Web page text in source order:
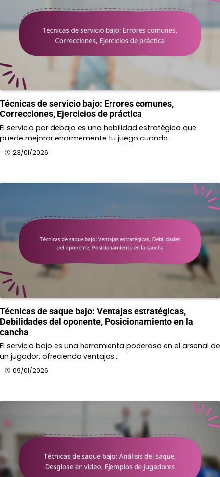
Técnicas de servicio bajo: Errores comunes,
Correcciones, Ejercicios de práctica
El servicio por debajo es una habilidad estratégica que
puede mejorar enormemente tu juego cuando…
23/01/2026
Técnicas de saque bajo: Ventajas estratégicas,
Debilidades del oponente, Posicionamiento en la
cancha
El servicio bajo es una herramienta poderosa en el arsenal de
un jugador, ofreciendo ventajas…
09/01/2026